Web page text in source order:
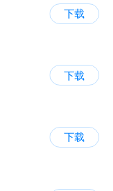
下载
下载
下载